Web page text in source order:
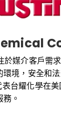
於媒介客戶需
環境，安全和
台耀化學在
。